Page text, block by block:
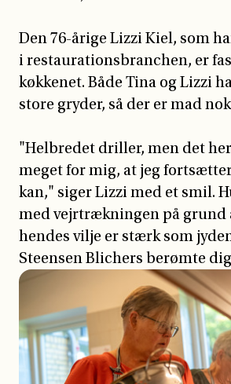
Den 76-årige Lizzi Kiel, som
i restaurationsbranchen, er
køkkenet. Både Tina og Lizzi
store gryder, så der er mad
"Helbredet driller, men det
meget for mig, at jeg
kan," siger Lizzi med et smil.
med vejrtrækningen på grund
hendes vilje er stærk som
Steensen Blichers berømte